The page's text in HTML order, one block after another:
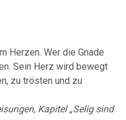
Herzen. Wer die Gnade
Sein Herz wird bewegt
zu trösten und zu
Kapitel „Selig sind